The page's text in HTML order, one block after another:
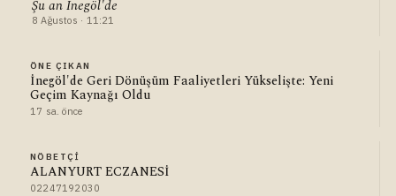
Şu an İnegöl'de
8 Ağustos · 11:21
ÖNE ÇIKAN
İnegöl'de Geri Dönüşüm Faaliyetleri Yükselişte: Yeni
Geçim Kaynağı Oldu
17 sa. önce
NÖBETÇI
ALANYURT ECZANESİ
02247192030